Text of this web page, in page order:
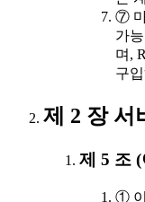
⑦ 마
가
며,
구
제 2 장 서
제 5 조
① 이